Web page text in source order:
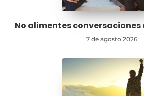
No alimentes conversaciones
7 de agosto 2026